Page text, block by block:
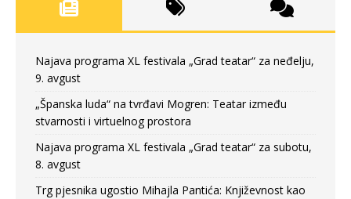
Najava programa XL festivala „Grad teatar“ za neđelju,
9. avgust
„Španska luda“ na tvrđavi Mogren: Teatar između
stvarnosti i virtuelnog prostora
Najava programa XL festivala „Grad teatar“ za subotu,
8. avgust
Trg pjesnika ugostio Mihajla Pantića: Književnost kao